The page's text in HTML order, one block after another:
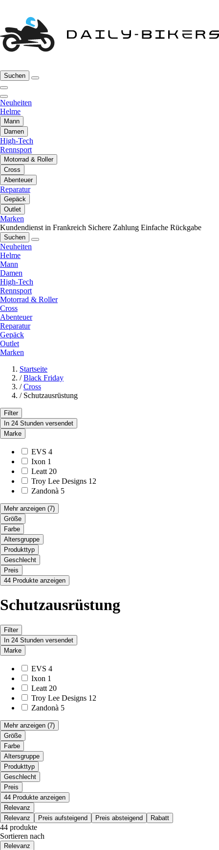
Suchen
Neuheiten
Helme
Mann
Damen
High-Tech
Rennsport
Motorrad & Roller
Cross
Abenteuer
Reparatur
Gepäck
Outlet
Marken
Kundendienst in Frankreich Sichere Zahlung Einfache Rückgabe
Suchen
Neuheiten
Helme
Mann
Damen
High-Tech
Rennsport
Motorrad & Roller
Cross
Abenteuer
Reparatur
Gepäck
Outlet
Marken
Startseite
/ Black Friday
/ Cross
/ Schutzausrüstung
Filter
In 24 Stunden versendet
Marke
EVS 4
Ixon 1
Leatt 20
Troy Lee Designs 12
Zandonà 5
Mehr anzeigen (7)
Größe
Farbe
Altersgruppe
Produkttyp
Geschlecht
Preis
44 Produkte anzeigen
Schutzausrüstung
Filter
In 24 Stunden versendet
Marke
EVS 4
Ixon 1
Leatt 20
Troy Lee Designs 12
Zandonà 5
Mehr anzeigen (7)
Größe
Farbe
Altersgruppe
Produkttyp
Geschlecht
Preis
44 Produkte anzeigen
Relevanz
Relevanz
Preis aufsteigend Preis absteigend Rabatt
44 produkte
Sortieren nach
Relevanz